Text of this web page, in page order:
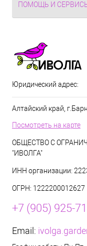
ПОМОЩЬ И
Юридический адрес:
Алтайский край,
Посмотреть на карте
ОБЩЕСТВО С
"ИВОЛГА"
ИНН организации:
ОГРН: 1222200012627
+7 (905) 925-
Email: